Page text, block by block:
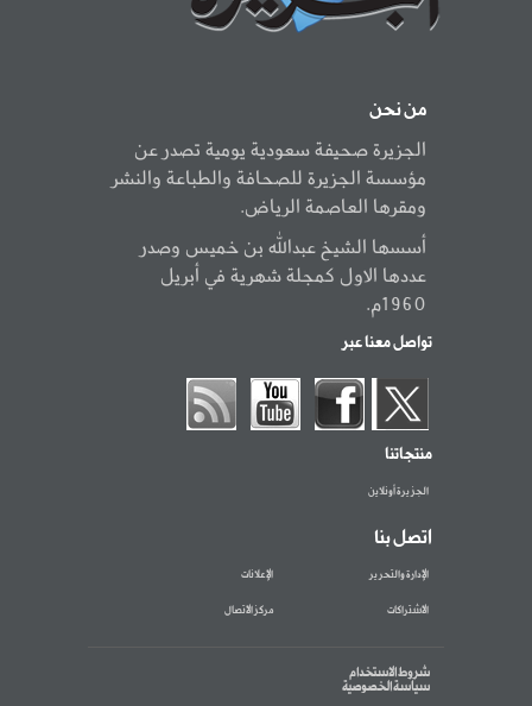
من نحن
الجزيرة صحيفة سعودية يومية تصدر عن
مؤسسة الجزيرة للصحافة والطباعة والنشر
ومقرها العاصمة الرياض.
أسسها الشيخ عبدالله بن خميس وصدر
عددها الاول كمجلة شهرية في أبريل
1960م.
تواصل معنا عبر
منتجاتنا
الجزيرة أونلاين
اتصل بنا
الإدارة والتحرير الإعلانات
الاشتراكات مركز الاتصال
شروط الاستخدام
سياسة الخصوصية